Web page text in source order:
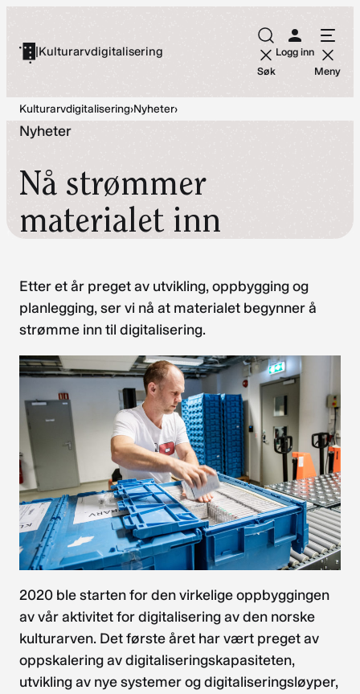
innhold
|Kulturarvdigitalisering
Søk
Logg inn
Meny
Kulturarvdigitalisering›Nyheter›
Nyheter
Nå strømmer
materialet inn
Etter et år preget av utvikling, oppbygging og
planlegging, ser vi nå at materialet begynner å
strømme inn til digitalisering.
2020 ble starten for den virkelige oppbyggingen
av vår aktivitet for digitalisering av den norske
kulturarven. Det første året har vært preget av
oppskalering av digitaliseringskapasiteten,
utvikling av nye systemer og digitaliseringsløyper,